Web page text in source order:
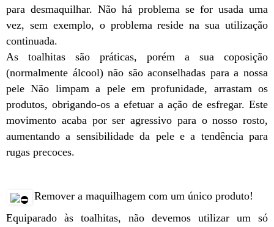
para desmaquilhar. Não há problema se for usada uma
vez, sem exemplo, o problema reside na sua utilização
continuada.
As toalhitas são práticas, porém a sua coposição
(normalmente álcool) não são aconselhadas para a nossa
pele Não limpam a pele em profunidade, arrastam os
produtos, obrigando-os a efetuar a ação de esfregar. Este
movimento acaba por ser agressivo para o nosso rosto,
aumentando a sensibilidade da pele e a tendência para
rugas precoces.
Remover a maquilhagem com um único produto!
Equiparado às toalhitas, não devemos utilizar um só